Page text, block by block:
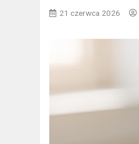
21 czerwca 2026